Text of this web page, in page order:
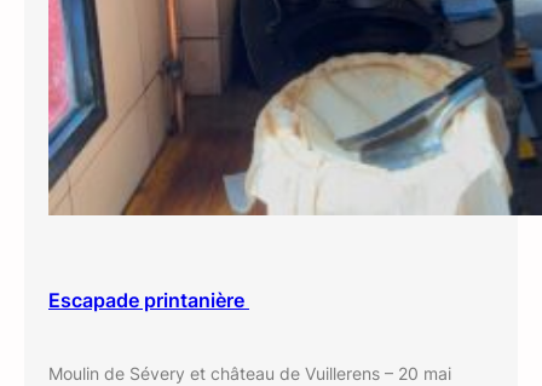
Escapade printanière
Moulin de Sévery et château de Vuillerens – 20 mai